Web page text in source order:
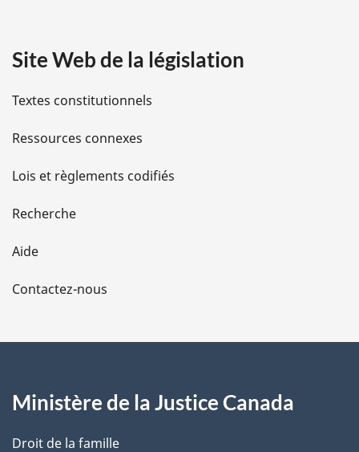
i
l
s
d
e
l
a
e
Site Web de la législation
Textes constitutionnels
Ressources connexes
Lois et règlements codifiés
Recherche
Aide
Contactez-nous
Ministère de la Justice Canada
Droit de la famille